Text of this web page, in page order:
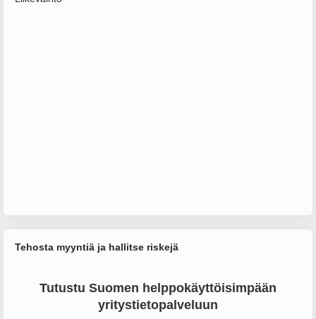
Tehosta myyntiä ja hallitse riskejä
Tutustu Suomen helppokäyttöisimpään
yritystietopalveluun